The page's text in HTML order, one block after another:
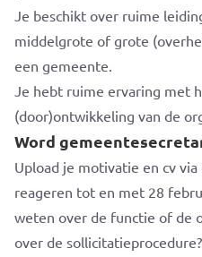
Je beschikt over ruime
middelgrote of grote
een gemeente.
Je hebt ruime ervaring met
(door)ontwikkeling van de
Word
Upload je motivatie en cv
reageren tot en met 28
weten over de functie of de
over de